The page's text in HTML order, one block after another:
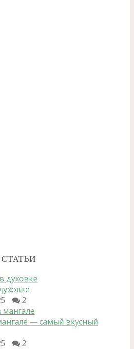
2
— самый вкусный
2